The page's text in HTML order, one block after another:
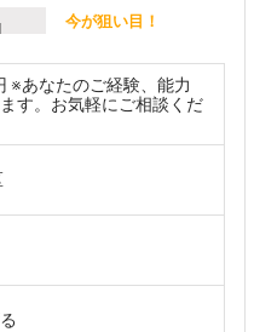
今が狙い目！
※あなたのご経験、能力
す。お気軽にご相談くだ